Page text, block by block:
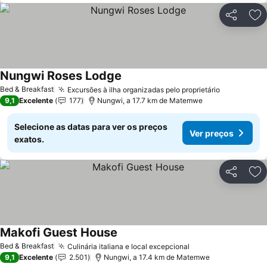
Partilhar
Bed & Breakfast Excursões à ilha organizadas pelo proprietárioVer
Nungwi Roses Lodge
9,1 Excelente 177 Nungwi, a 17.7 km de Matemwe
Selecione as datas para ver os preços
exatos.
Ver preços
Partilhar
Bed & Breakfast Culinária italiana e local excepcional
Makofi Guest House
9,1 Excelente 2.501 Nungwi, a 17.4 km de Matemwe